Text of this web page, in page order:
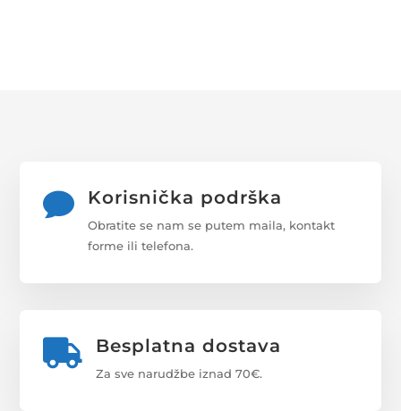
 Korisnička podrška
Obratite se nam se putem maila, kontakt
forme ili telefona.
 Besplatna dostava
Za sve narudžbe iznad 70€.